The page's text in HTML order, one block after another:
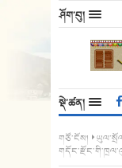
ཤོག་བུ།
སྡེ་ཚན།
གཙོ་ངོས།